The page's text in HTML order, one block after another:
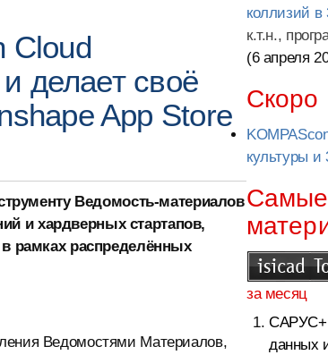
Cloud
делает своё
App Store
Ведомость-материалов
и хардверных стартапов,
рамках распределённых
Ведомостями Материалов,
коллизий в
к.т.н.,
(6 апреля
Скоро
культуры и
Самые
за месяц
САРУС+:
данных